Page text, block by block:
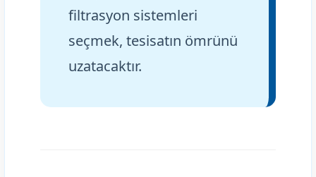
filtrasyon sistemleri
seçmek, tesisatın ömrünü
uzatacaktır.